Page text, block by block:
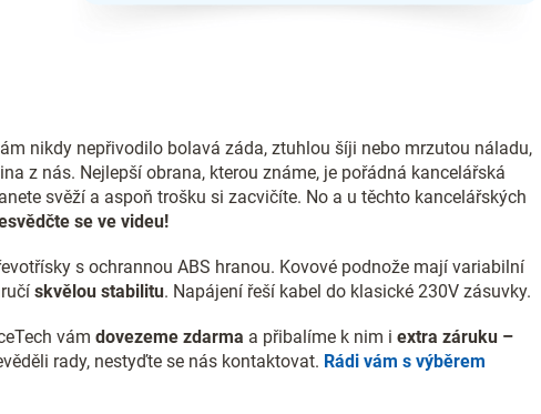
nikdy nepřivodilo bolavá záda, ztuhlou šíji nebo mrzutou náladu,
z nás. Nejlepší obrana, kterou známe, je pořádná kancelářská
svěží a aspoň trošku si zacvičíte. No a u těchto kancelářských
se ve videu!
s ochrannou ABS hranou. Kovové podnože mají variabilní
skvělou stabilitu. Napájení řeší kabel do klasické 230V zásuvky.
vám dovezeme zdarma a přibalíme k nim i extra záruku –
rady, nestyďte se nás kontaktovat. Rádi vám s výběrem